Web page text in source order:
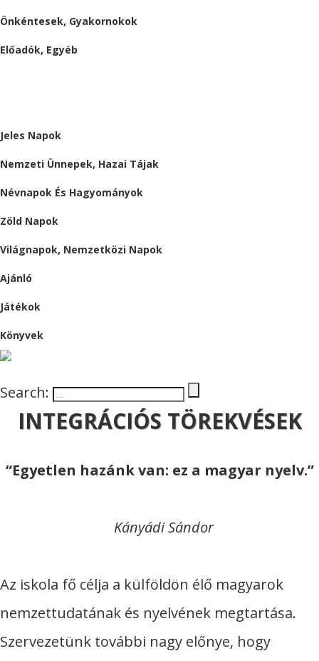
Önkéntesek, Gyakornokok
Előadók, Egyéb
Jeles Napok
Nemzeti Ünnepek, Hazai Tájak
Névnapok És Hagyományok
Zöld Napok
Világnapok, Nemzetközi Napok
Ajánló
Játékok
Könyvek
Search:
INTEGRÁCIÓS TÖREKVÉSEK
“Egyetlen hazánk van: ez a magyar nyelv.”
Kányádi Sándor
Az iskola fő célja a külföldön élő magyarok
nemzettudatának és nyelvének megtartása.
Szervezetünk további nagy előnye, hogy